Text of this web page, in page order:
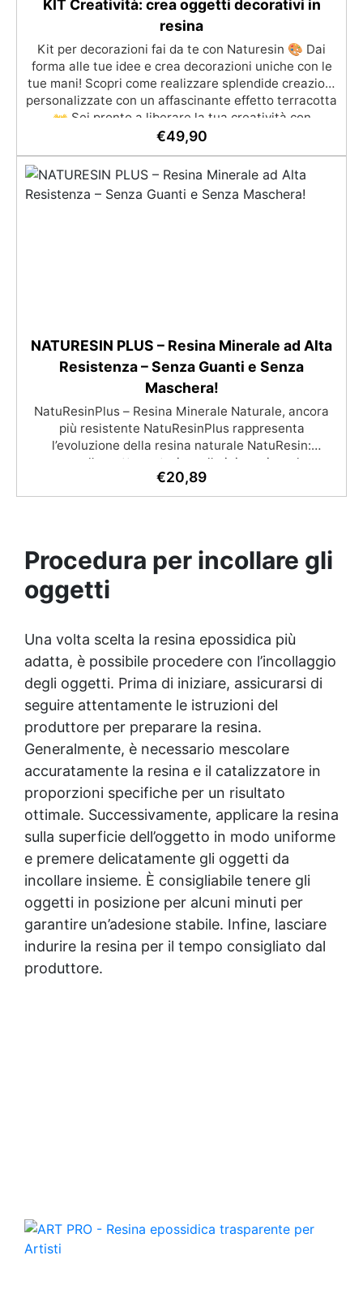
KIT Creatività: crea oggetti decorativi in
resina
Kit per decorazioni fai da te con Naturesin 🎨 Dai
forma alle tue idee e crea decorazioni uniche con le
tue mani! Scopri come realizzare splendide creazioni
personalizzate con un affascinante effetto terracotta
👐 Sei pronto a liberare la tua creatività con
Naturesin? Il nostro kit per decorazioni fai da te è
in un'esperienza creativa e appagante! 🌟
€49,90
NATURESIN PLUS – Resina Minerale ad Alta
Resistenza – Senza Guanti e Senza
Maschera!
NatuResinPlus – Resina Minerale Naturale, ancora
più resistente NatuResinPlus rappresenta
l’evoluzione della resina naturale NatuResin:
conserva l’aspetto materico e l’origine minerale, ma
sostituisce l’acqua con un liquido acrilico a base
d’acqua (incluso nel kit). Questo miglioramento
antiurto e non assorbenti, perfetti per la
realizzazione di portacandele, portasaponi e
complementi d’arredo resistenti all’umidità.
Caratteristiche principali: ✅ Maggiore resistenza
necessità di trattamenti aggiuntivi ✅ Formula sicura
e sostenibile ✅ Facile da colare, pigmentare e
rifinire ✅ Superfici lisce, dettagliate e
personalizzabili
€20,89
Procedura per incollare gli
oggetti
Una volta scelta la resina epossidica più
adatta, è possibile procedere con l’incollaggio
degli oggetti. Prima di iniziare, assicurarsi di
seguire attentamente le istruzioni del
produttore per preparare la resina.
Generalmente, è necessario mescolare
accuratamente la resina e il catalizzatore in
proporzioni specifiche per un risultato
ottimale. Successivamente, applicare la resina
sulla superficie dell’oggetto in modo uniforme
e premere delicatamente gli oggetti da
incollare insieme. È consigliabile tenere gli
oggetti in posizione per alcuni minuti per
garantire un’adesione stabile. Infine, lasciare
indurire la resina per il tempo consigliato dal
produttore.